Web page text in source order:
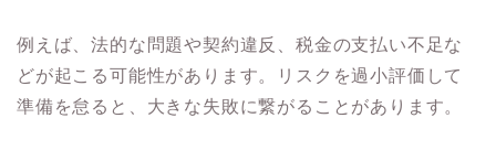
例えば、法的な問題や契約違反、税金の支払い不足な
どが起こる可能性があります。リスクを過小評価して
準備を怠ると、大きな失敗に繋がることがあります。